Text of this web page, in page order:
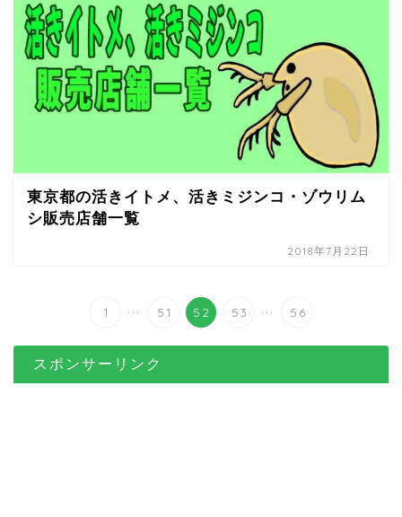
東京都の活きイトメ、活きミジンコ・ゾウリム
シ販売店舗一覧
2018年7月22日
1 ... 51 52 53 ... 56
スポンサーリンク